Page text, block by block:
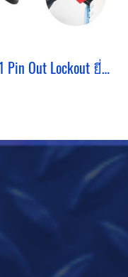
TS-PO-01 Pin Out Lockout ยี่ห้อ T-Safe Circuit Breaker lockout